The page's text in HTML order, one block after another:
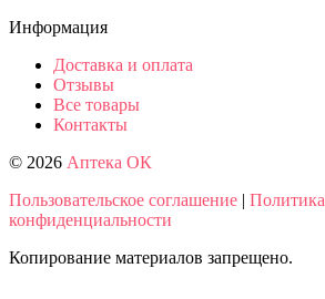
Информация
Доставка и оплата
Отзывы
Все товары
Контакты
© 2026 Аптека ОК
Пользовательское соглашение | Политика
конфиденциальности
Копирование материалов запрещено.